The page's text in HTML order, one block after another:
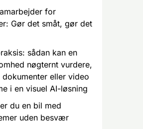
for
Gør det småt, gør det
sådan kan en
nøgternt vurdere,
eller video
i en visuel AI-løsning
du en bil med
uden besvær